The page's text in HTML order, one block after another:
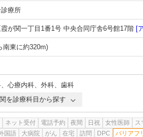
療所
が関一丁目1番1号 中央合同庁舎6号館17階 [
南東に約320m)
、 心療内科、 外科、 歯科
を診療科目から探す
ネット受付 電話予約 夜間 日祝 女性医師 ス
国語 大病院 がん 在宅 訪問 DPC バリアフ